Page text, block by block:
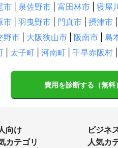
市 西宮市 川西市 宝塚市
明石市 加東市 小野市 稲美
波市 高砂市 多可町 洲本市
わじ市 朝来市 たつの市 相
豊郷町 愛荘町 甲良町
市 泉佐野市 富田林市 寝屋
市 羽曳野市 門真市 摂津市
野市 大阪狭山市 阪南市 島
太子町 河南町 千早赤阪村
費用を診断する（無料）
向け
カテゴリ
ビジネ
人気カ